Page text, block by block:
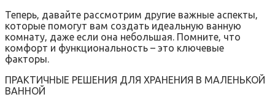
Теперь‚ давайте рассмотрим другие важные аспекты‚
которые помогут вам создать идеальную ванную
комнату‚ даже если она небольшая. Помните‚ что
комфорт и функциональность – это ключевые
факторы.
ПРАКТИЧНЫЕ РЕШЕНИЯ ДЛЯ ХРАНЕНИЯ В МАЛЕНЬКОЙ
ВАННОЙ